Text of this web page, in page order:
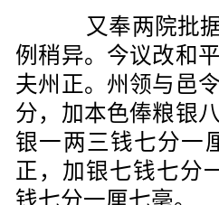
又奉两院批据
例稍异。今议改和
夫州正。州领与邑
分，加本色俸粮银
银一两三钱七分一
正，加银七钱七分
钱七分一厘七毫。